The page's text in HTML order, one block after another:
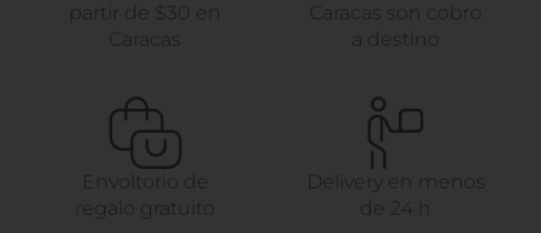
partir de $30 en
Caracas
Caracas son cobro
a destino
Envoltorio de
regalo gratuito
Delivery en menos
de 24 h